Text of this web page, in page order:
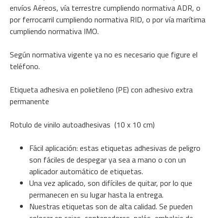
envíos Aéreos, vía terrestre cumpliendo normativa ADR, o
por ferrocarril cumpliendo normativa RID, o por vía marítima
cumpliendo normativa IMO.
Según normativa vigente ya no es necesario que figure el
teléfono.
Etiqueta adhesiva en polietileno (PE) con adhesivo extra
permanente
Rotulo de vinilo autoadhesivas (10 x 10 cm)
Fácil aplicación: estas etiquetas adhesivas de peligro
son fáciles de despegar ya sea a mano o con un
aplicador automático de etiquetas.
Una vez aplicado, son difíciles de quitar, por lo que
permanecen en su lugar hasta la entrega.
Nuestras etiquetas son de alta calidad. Se pueden